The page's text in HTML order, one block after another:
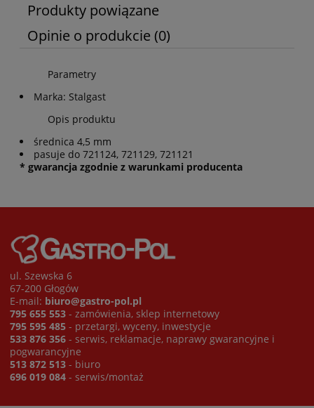
Produkty powiązane
Opinie o produkcie (0)
Parametry
Marka: Stalgast
Opis produktu
średnica 4,5 mm
pasuje do 721124, 721129, 721121
* gwarancja zgodnie z warunkami producenta
ul. Szewska 6
67-200 Głogów
E-mail: biuro@gastro-pol.pl
795 655 553 - zamówienia, sklep internetowy
795 595 485 - przetargi, wyceny, inwestycje
533 876 356 - serwis, reklamacje, naprawy gwarancyjne i
pogwarancyjne
513 872 513 - biuro
696 019 084 - serwis/montaż